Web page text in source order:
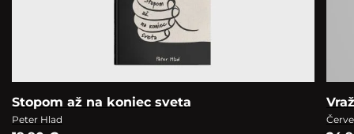
Stopom až na koniec sveta
Peter Hlad